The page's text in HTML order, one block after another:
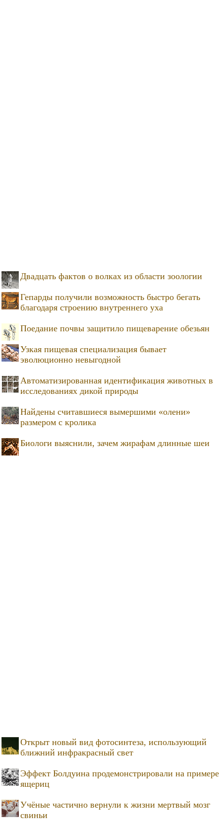
Двадцать фактов о волках из области зоологии
Гепарды получили возможность быстро бегать
благодаря строению внутреннего уха
Поедание почвы защитило пищеварение обезьян
Узкая пищевая специализация бывает
эволюционно невыгодной
Автоматизированная идентификация животных в
исследованиях дикой природы
Найдены считавшиеся вымершими «олени»
размером с кролика
Биологи выяснили, зачем жирафам длинные шеи
Открыт новый вид фотосинтеза, использующий
ближний инфракрасный свет
Эффект Болдуина продемонстрировали на примере
ящериц
Учёные частично вернули к жизни мертвый мозг
свиньи